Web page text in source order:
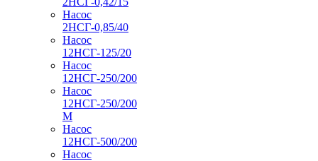
Насос
2НСГ-0,85/40
Насос
12НСГ-125/20
Насос
12НСГ-250/200
Насос
12НСГ-250/200
М
Насос
12НСГ-500/200
Насос